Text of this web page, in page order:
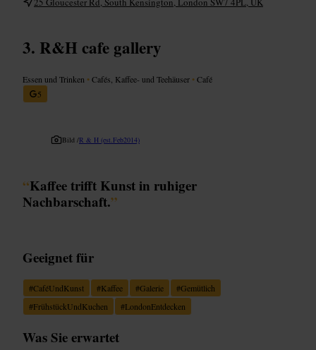
R&H cafe gallery
Essen und Trinken •Cafés, Kaffee- und Teehäuser •Café
5
Bild /R & H (est.Feb2014)
“Kaffee trifft Kunst in ruhiger
Nachbarschaft.”
Geeignet für
#CaféUndKunst #Kaffee #Galerie #Gemütlich
#FrühstückUndKuchen #LondonEntdecken
Was Sie erwartet